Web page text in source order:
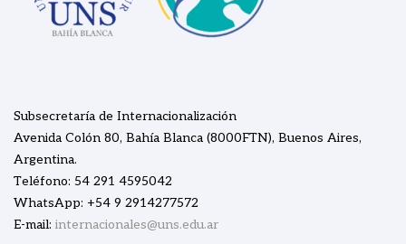
Subsecretaría de Internacionalización
Avenida Colón 80, Bahía Blanca (8000FTN), Buenos Aires,
Argentina.
Teléfono: 54 291 4595042
WhatsApp: +54 9 2914277572
E-mail: internacionales@uns.edu.ar